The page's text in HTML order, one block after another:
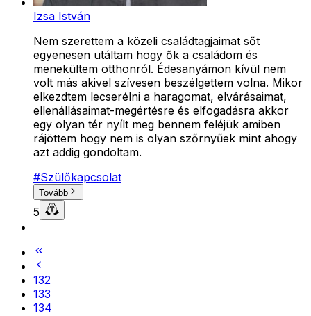
Izsa István
Nem szerettem a közeli családtagjaimat sőt
egyenesen utáltam hogy ők a családom és
menekültem otthonról. Édesanyámon kívül nem
volt más akivel szívesen beszélgettem volna. Mikor
elkezdtem lecserélni a haragomat, elvárásaimat,
ellenállásaimat-megértésre és elfogadásra akkor
egy olyan tér nyílt meg bennem feléjük amiben
rájöttem hogy nem is olyan szőrnyűek mint ahogy
azt addig gondoltam.
#Szülőkapcsolat
Tovább
5
132
133
134